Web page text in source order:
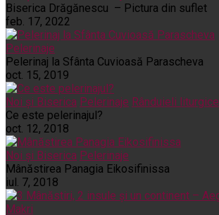
Biserica Drăgănescu – Pictura din suflet
feb. 17, 2022
Pelerinaje
Pelerinaj la Sfânta Cuvioasă Parascheva
oct. 15, 2019
Noi și Biserica Pelerinaje Rânduieli liturgice
Ce este pelerinajul?
oct. 12, 2018
Noi și Biserica Pelerinaje
Mânăstirea Panagia Eikosifinissa
iul. 7, 2018